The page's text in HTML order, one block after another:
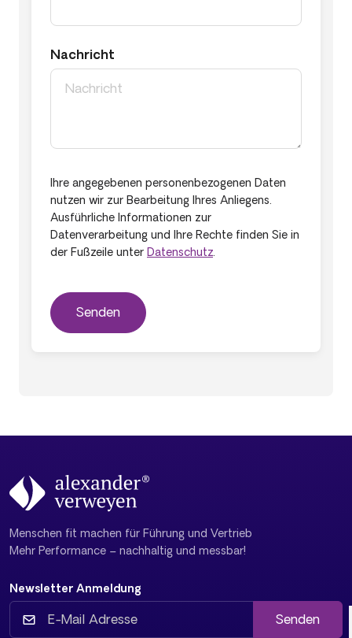
Nachricht
Ihre angegebenen personenbezogenen Daten
nutzen wir zur Bearbeitung Ihres Anliegens.
Ausführliche Informationen zur
Datenverarbeitung und Ihre Rechte finden Sie in
der Fußzeile unter Datenschutz
Menschen fit machen für Führung und Vertrieb
Mehr Performance – nachhaltig und messbar!
Newsletter Anmeldung
Senden